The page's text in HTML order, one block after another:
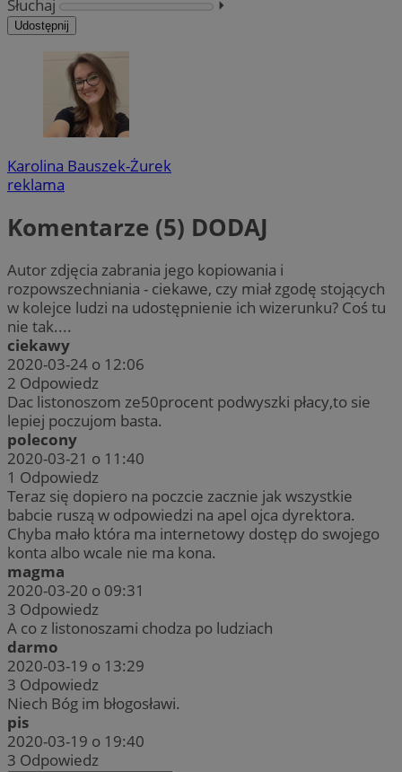
Słuchaj ⏵︎
Udostępnij
Karolina Bauszek-Żurek
reklama
Komentarze (5) DODAJ
Autor zdjęcia zabrania jego kopiowania i
rozpowszechniania - ciekawe, czy miał zgodę stojących
w kolejce ludzi na udostępnienie ich wizerunku? Coś tu
nie tak....
ciekawy
2020-03-24 o 12:06
2 Odpowiedz
Dac listonoszom ze50procent podwyszki płacy,to sie
lepiej poczujom basta.
polecony
2020-03-21 o 11:40
1 Odpowiedz
Teraz się dopiero na poczcie zacznie jak wszystkie
babcie ruszą w odpowiedzi na apel ojca dyrektora.
Chyba mało która ma internetowy dostęp do swojego
konta albo wcale nie ma kona.
magma
2020-03-20 o 09:31
3 Odpowiedz
A co z listonoszami chodza po ludziach
darmo
2020-03-19 o 13:29
3 Odpowiedz
Niech Bóg im błogosławi.
pis
2020-03-19 o 19:40
3 Odpowiedz